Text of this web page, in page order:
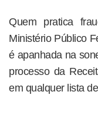
Quem pratica
Ministério Público
é apanhada na
processo da
em qualquer lista